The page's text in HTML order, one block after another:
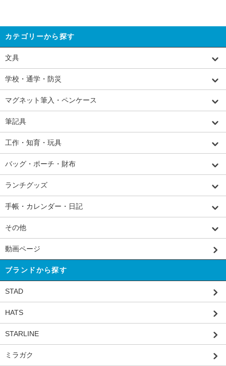
カテゴリーから探す
文具
学校・通学・防災
マグネット筆入・ペンケース
筆記具
工作・知育・玩具
バッグ・ポーチ・財布
ランチグッズ
手帳・カレンダー・日記
その他
動画ページ
ブランドから探す
STAD
HATS
STARLINE
ミラガク